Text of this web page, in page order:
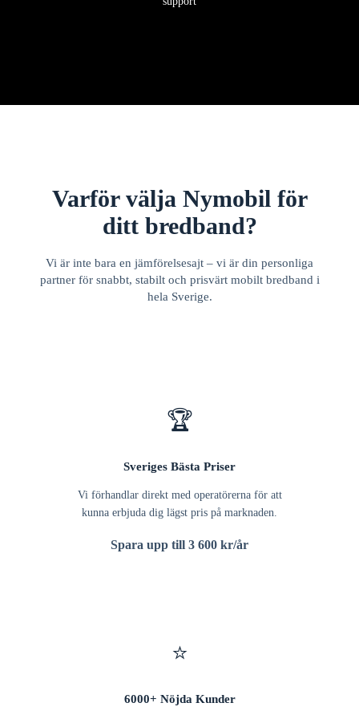
Varför välja Nymobil för
ditt bredband?
Vi är inte bara en jämförelsesajt – vi är din personliga
partner för snabbt, stabilt och prisvärt mobilt bredband i
hela Sverige.
🏆
Sveriges Bästa Priser
Vi förhandlar direkt med operatörerna för att
kunna erbjuda dig lägst pris på marknaden.
Spara upp till 3 600 kr/år
⭐
6000+ Nöjda Kunder